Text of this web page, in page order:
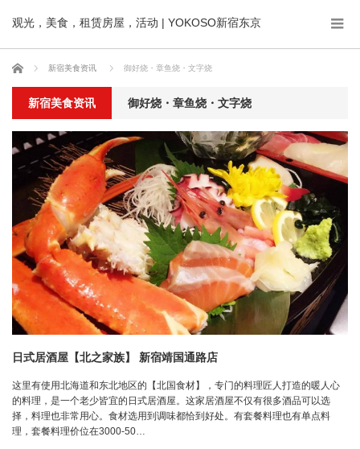
观光，美食，租赁房屋，活动 | YOKOSO新宿东京
ホーム 新宿美食资讯 御好烧・章鱼烧・文字烧
新宿美食资讯 御好烧・章鱼烧・文字烧
日式居酒屋【北之家族】 新宿靖国通路店
这里有使用北海道和东北地区的【北国食材】，专门的料理匠人打造的暖人心
的料理，是一个老少皆宜的日式居酒屋。这家居酒屋不仅有很多酒品可以选
择，料理也非常用心。食材选用到调味都恰到好处。有套餐料理也有单点料
理，套餐料理价位在3000-50…